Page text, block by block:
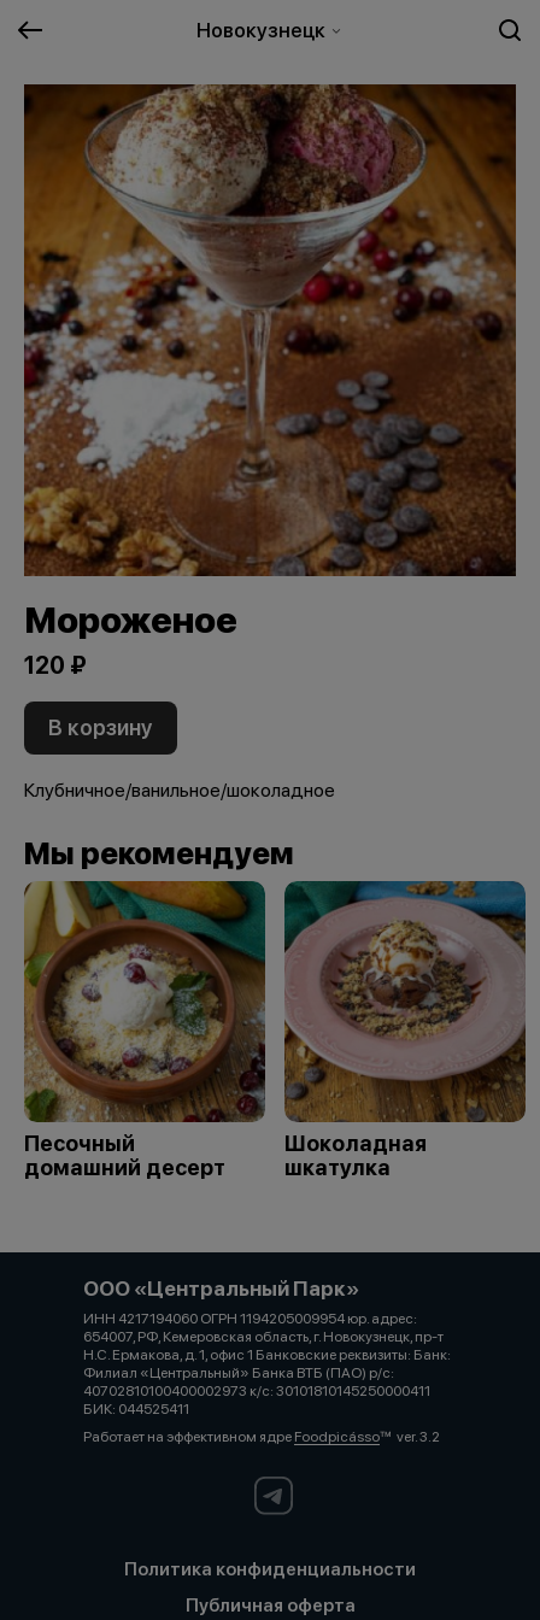
Новокузнецк
Мороженое
120 ₽
В корзину
Клубничное/ванильное/шоколадное
Мы рекомендуем
Песочный
домашний десерт
Шоколадная
шкатулка
ООО «Центральный Парк»
ИНН 4217194060 ОГРН 1194205009954 юр. адрес:
654007, РФ, Кемеровская область, г. Новокузнецк, пр-т
Н.С. Ермакова, д. 1, офис 1 Банковские реквизиты: Банк:
Филиал «Центральный» Банка ВТБ (ПАО) р/с:
40702810100400002973 к/с: 30101810145250000411
БИК: 044525411
Работает на эффективном ядре Foodpicássover. 3.2
Политика конфиденциальности
Публичная оферта